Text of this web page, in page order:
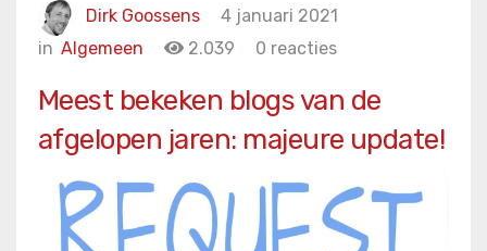
Dirk Goossens
4 januari 2021
in Algemeen 2.039 0 reacties
Meest bekeken blogs van de
afgelopen jaren: majeure update!